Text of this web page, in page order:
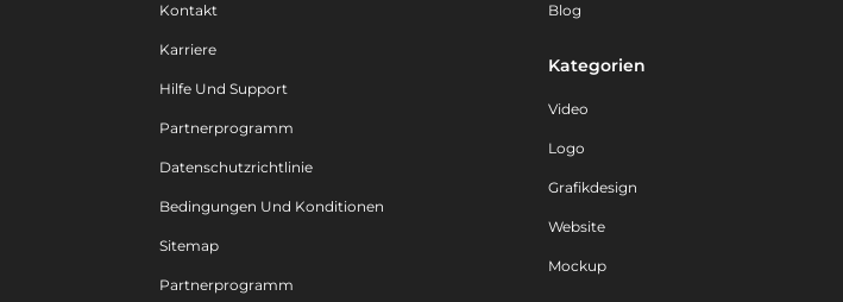
Kontakt
Karriere
Hilfe Und Support
Partnerprogramm
Datenschutzrichtlinie
Bedingungen Und Konditionen
Sitemap
Partnerprogramm
Blog
Kategorien
Video
Logo
Grafikdesign
Website
Mockup